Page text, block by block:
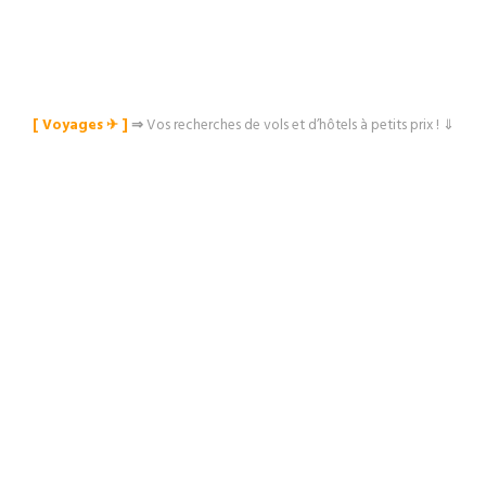
[ Voyages ✈︎ ]⇒Vos recherches de vols et d’hôtels à petits prix ! ⇓